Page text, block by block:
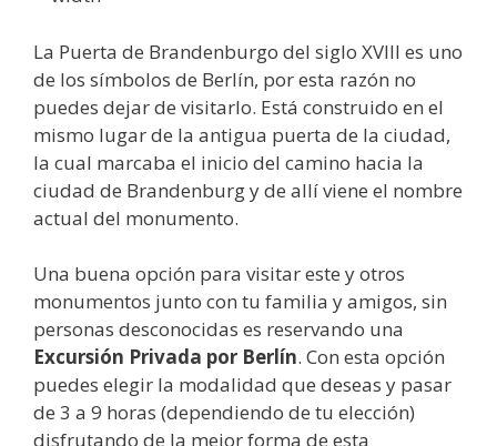
La Puerta de Brandenburgo del siglo XVIII es uno
de los símbolos de Berlín, por esta razón no
puedes dejar de visitarlo. Está construido en el
mismo lugar de la antigua puerta de la ciudad,
la cual marcaba el inicio del camino hacia la
ciudad de Brandenburg y de allí viene el nombre
actual del monumento.
Una buena opción para visitar este y otros
monumentos junto con tu familia y amigos, sin
personas desconocidas es reservando una
Excursión Privada por Berlín. Con esta opción
puedes elegir la modalidad que deseas y pasar
de 3 a 9 horas (dependiendo de tu elección)
disfrutando de la mejor forma de esta